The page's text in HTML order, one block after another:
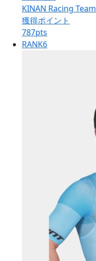
KINAN Racing Team
獲得ポイント
787pts
RANK6